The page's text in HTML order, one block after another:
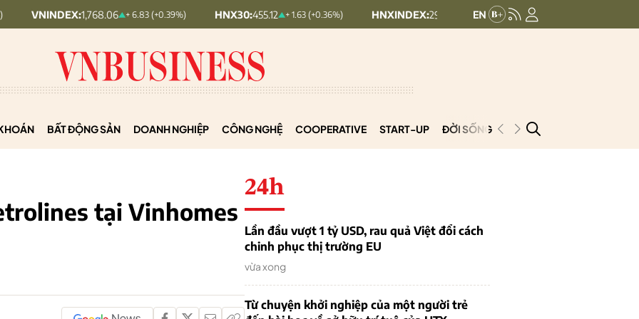
1,768.06 + 6.83 (+0.39%) HNX30: + 1.63 (+0.36%) HNXINDEX: 293.44 + 0.25 (+0.09%) UPCOMINDEX:
BẤT ĐỘNG SẢN DOANH NGHIỆP CÔNG NGHỆ COOPERATIVE START-UP ĐỜI SỐNG PODCAST
tại Vinhomes
24h
Lần đầu vượt 1 tỷ USD, rau quả Việt đổi cách
chinh phục thị trường EU
vừa xong
Từ chuyện khởi nghiệp của một người trẻ